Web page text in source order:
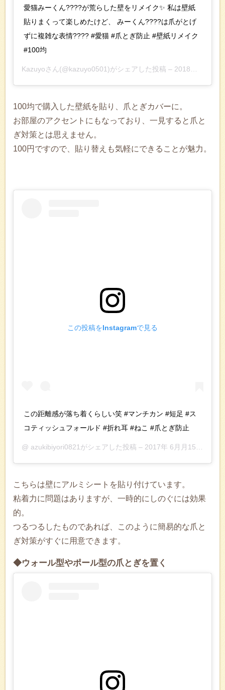
愛猫みーくん????が荒らした壁をリメイク✨ 私は壁紙
貼りまくって楽しめたけど、 みーくん????は爪がとげ
ずに複雑な表情???? #愛猫 #爪とぎ防止 #壁紙リメイク
#100均
Kazuyoさん(@kazuyo0501)がシェアした投稿 – 2018年10月月26日午後11時01分PDT
100均で購入した壁紙を貼り、爪とぎカバーに。
お部屋のアクセントにもなっており、一見すると爪と
ぎ対策とは思えません。
100円ですので、貼り替えも気軽にできることが魅力。
この投稿をInstagramで見る
この距離感が落ち着くらしい笑 #マンチカン #短足 #ス
コティッシュフォールド #折れ耳 #ねこ #爪とぎ防止
@ azukibiyori0821 がシェアした投稿 – 2017年 6月月15日午前7時34分PDT
こちらは壁にアルミシートを貼り付けています。
粘着力に問題はありますが、一時的にしのぐには効果
的。
つるつるしたものであれば、このように簡易的な爪と
ぎ対策がすぐに用意できます。
◆ウォール型やポール型の爪とぎを置く